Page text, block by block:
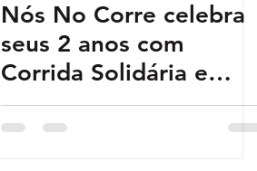
Nós No Corre celebra
seus 2 anos com
Corrida Solidária e
confraternização